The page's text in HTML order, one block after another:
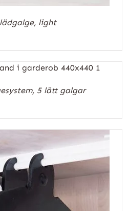
light
5 lätt galgar